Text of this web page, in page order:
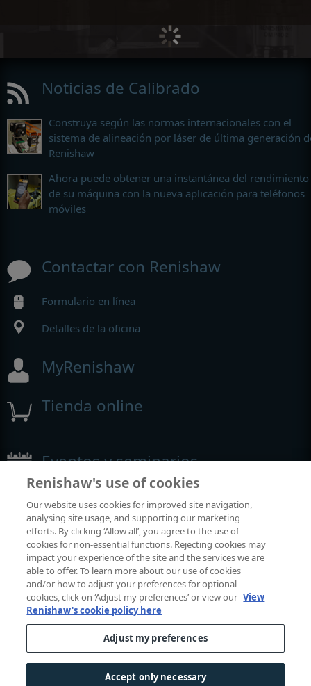
Noticias de Calibrado
Construya según las normas internacionales con el
sistema de alineación por láser de última generación
Renishaw
Ahora puede obtener una instantánea del rendimiento
de su máquina con la nueva aplicación para teléfonos
móviles
Contactar con Renishaw
Formulario en línea
Detalles de la oficina
MyRenishaw
Tienda online
Eventos y seminarios
mundo
© 2001-2026 Renishaw plc. Todos los derechos reservados.
Póngase en contacto con nosotros|
Centro legal y de conformidad
Aviso de género en el lenguaje
Renishaw's use of cookies
Our website uses cookies for improved site navigation,
analysing site usage, and supporting our marketing
efforts. By clicking ‘Allow all’, you agree to the use of
cookies for non-essential functions. Rejecting cookies may
impact your experience of the site and the services we are
able to offer. To learn more about our use of cookies
and/or how to adjust your preferences for optional
cookies, click on ‘Adjust my preferences’ or view our View
Renishaw's cookie policy here
Adjust my preferences
Accept only necessary